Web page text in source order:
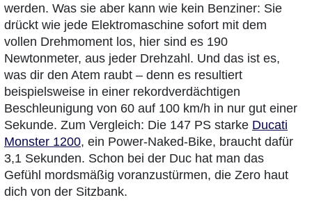
werden. Was sie aber kann wie kein Benziner: Sie
drückt wie jede Elektromaschine sofort mit dem
vollen Drehmoment los, hier sind es 190
Newtonmeter, aus jeder Drehzahl. Und das ist es,
was dir den Atem raubt – denn es resultiert
beispielsweise in einer rekordverdächtigen
Beschleunigung von 60 auf 100 km/h in nur gut einer
Sekunde. Zum Vergleich: Die 147 PS starke Ducati
Monster 1200, ein Power-Naked-Bike, braucht dafür
3,1 Sekunden. Schon bei der Duc hat man das
Gefühl mordsmäßig voranzustürmen, die Zero haut
dich von der Sitzbank.